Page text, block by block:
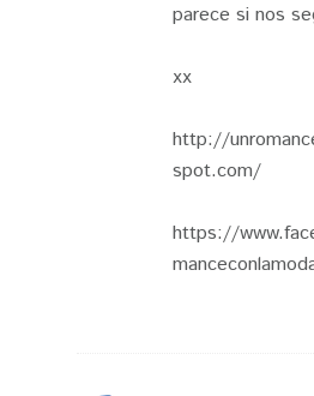
parece si nos
xx
http://
spot.com/
https://